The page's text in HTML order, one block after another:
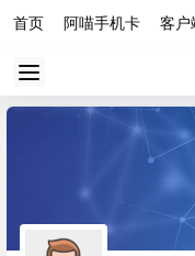
首页 阿喵手机卡 客户